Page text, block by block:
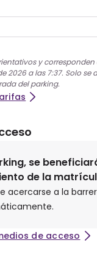
y
2026 a las 7:37. Solo se
del parking.
se
de la
acercarse a la
de acceso